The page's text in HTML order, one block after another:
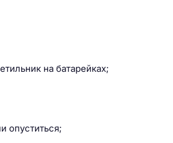
на батарейках;
опуститься;